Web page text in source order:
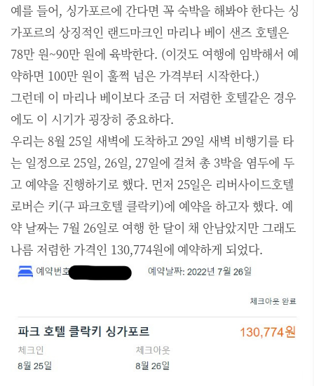
예를 들어, 싱가포르에 간다면 꼭 숙박을 해봐야 한다는 싱
가포르의 상징적인 랜드마크인 마리나 베이 샌즈 호텔은
78만 원~90만 원에 육박한다. (이것도 여행에 임박해서 예
약하면 100만 원이 훌쩍 넘은 가격부터 시작한다.)
그런데 이 마리나 베이보다 조금 더 저렴한 호텔같은 경우
에도 이 시기가 굉장히 중요하다.
우리는 8월 25일 새벽에 도착하고 29일 새벽 비행기를 타
는 일정으로 25일, 26일, 27일에 걸쳐 총 3박을 염두에 두
고 예약을 진행하기로 했다. 먼저 25일은 리버사이드호텔
로버슨 키(구 파크호텔 클락키)에 예약을 하고자 했다. 예
약 날짜는 7월 26일로 여행 한 달이 채 안남았지만 그래도
나름 저렴한 가격인 130,774원에 예약하게 되었다.